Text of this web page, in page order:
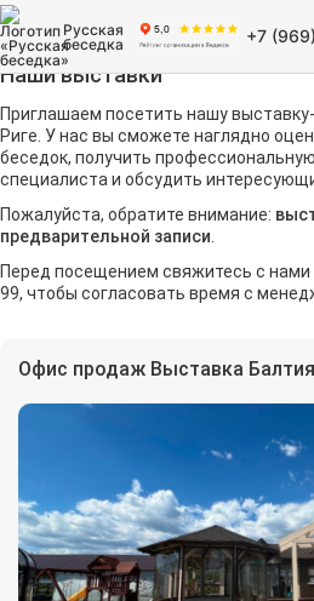
Русская
беседка
+7
Наши выставки
Приглашаем посетить нашу
Риге. У нас вы сможете наглядно
беседок, получить
специалиста и обсудить
Пожалуйста, обратите внимание:
предварительной записи
Перед посещением свяжитесь с нами
99, чтобы согласовать время с
Офис продаж Выставка